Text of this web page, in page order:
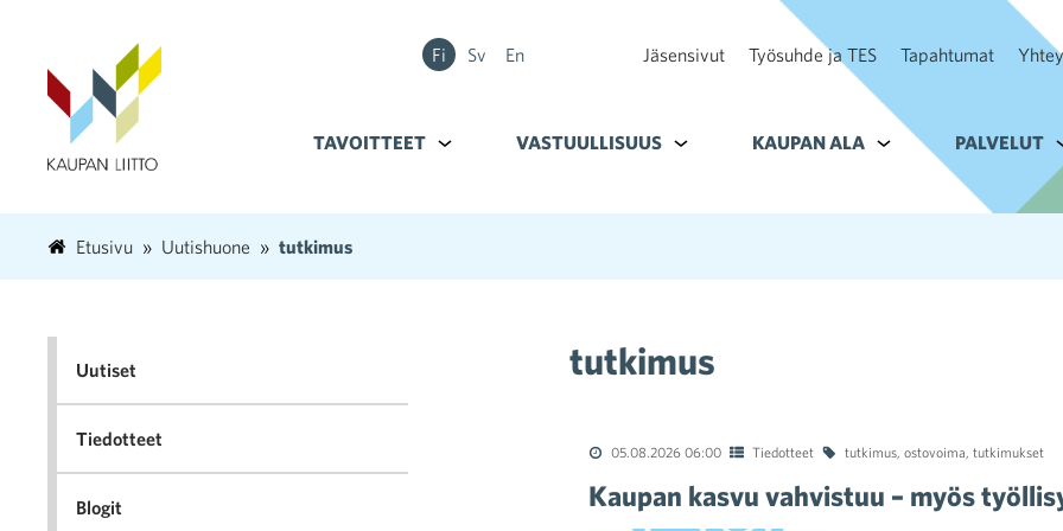
Fi Sv En Jäsensivut Työsuhde ja TES Tapahtumat
TAVOITTEET Alavalikko kohteelle Tavoitteet
VASTUULLISUUS Alavalikko kohteelle Vastuullisuus
KAUPAN ALA Alavalikko kohteelle
PALVELUT
Etusivu Uutishuone tutkimus
tutkimus
05.08.2026 06:00 Tiedotteet tutkimus, ostovoima, tutkimukset
Kaupan kasvu vahvistuu – myös
Uutiset
Tiedotteet
Blogit